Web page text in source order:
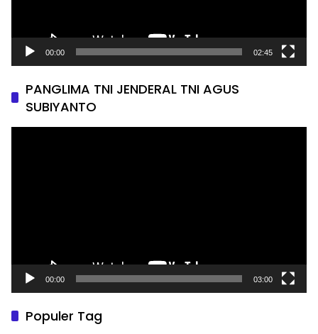
00:00 02:45
PANGLIMA TNI JENDERAL TNI AGUS
SUBIYANTO
00:00 03:00
Populer Tag